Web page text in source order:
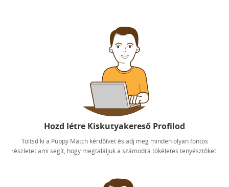
Hozd létre Kiskutyakereső Profilod
Töltsd ki a Puppy Match kérdőívet és adj meg minden olyan fontos
részletet ami segít, hogy megtaláljuk a számodra tökéletes tenyésztőket.